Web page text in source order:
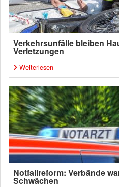
Verkehrsunfälle bleiben
Verletzungen
Weiterlesen
Notfallreform: Verbände
Schwächen